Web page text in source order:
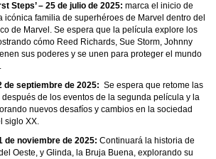
Steps’ – 25 de julio de 2025: marca el inicio de
icónica familia de superhéroes de Marvel dentro del
de Marvel. Se espera que la película explore los
cómo Reed Richards, Sue Storm, Johnny
sus poderes y se unen para proteger el mundo
de septiembre de 2025: Se espera que retome las
de los eventos de la segunda película y la
nuevos desafíos y cambios en la sociedad
siglo XX.
de noviembre de 2025: Continuará la historia de
Oeste, y Glinda, la Bruja Buena, explorando su